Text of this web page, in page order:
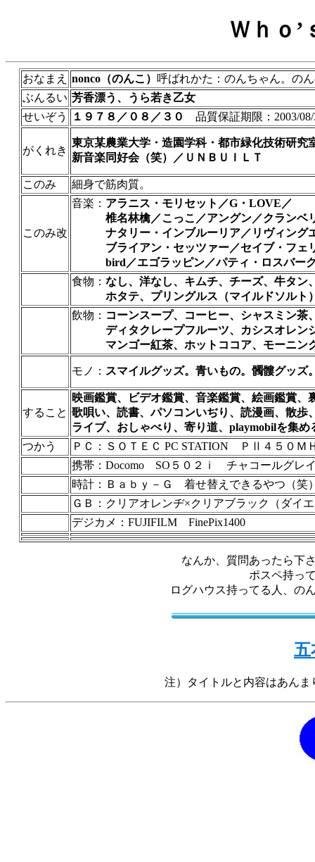
Ｗｈｏ
おなまえ nonco（のんこ） 呼ばれかた：のんちゃん。の
ぶんるい 芳香漂う、うら若き乙女
せいぞう
１９７８／０８／３０ 品質保証期限：2003/08/
がくれき
東京某農業大学・造園学科・都市緑化技術研究
新音楽同好会（笑）／ＵＮＢＵＩＬＴ
このみ 細身で筋肉質。
このみ改
音楽： アラニス・モリセット／G・LOVE／
椎名林檎／こっこ／アングン／クランベ
ナタリー・インブルーリア／リヴィング
ブライアン・セッツァー／セイブ・フェ
bird／エゴラッピン／パティ・ロスバー
食物： なし、洋なし、キムチ、チーズ、牛タン
ホタテ、プリングルス（マイルドソルト
飲物： コーンスープ、コーヒー、シャスミン茶
ディタクレープフルーツ、カシスオレン
マンゴー紅茶、ホットココア、モーニン
モノ： スマイルグッズ。青いもの。髑髏グッズ
すること
映画鑑賞、ビデオ鑑賞、音楽鑑賞、絵画鑑賞、
歌唄い、読書、パソコンいぢり、読漫画、散歩
ライブ、おしゃべり、寄り道、playmobilを集め
つかう
ＰＣ：ＳＯＴＥＣ PC STATION ＰⅡ４５０Ｍ
携帯：Docomo SO５０２ｉ チャコールグレ
時計：Ｂａｂｙ－Ｇ 着せ替えできるやつ（笑
ＧＢ：クリアオレンヂ×クリアブラック（ダイ
デジカメ：FUJIFILM FinePix1400
なんか、質問あったら下
ポスペ持っ
ログハウス持ってる人、の
五
注）タイトルと内容はあんま